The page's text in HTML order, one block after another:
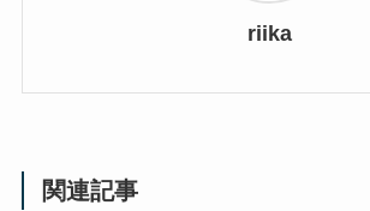
riika
関連記事